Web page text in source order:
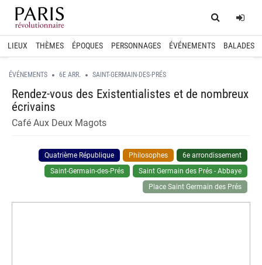
Home
LIEUX THÈMES ÉPOQUES PERSONNAGES ÉVÉNEMENTS BALADES
ÉVÉNEMENTS 6E ARR. SAINT-GERMAIN-DES-PRÉS
Rendez-vous des Existentialistes et de nombreux
écrivains
Café Aux Deux Magots
Quatrième République Philosophes
6e arrondissement
Saint-Germain-des-Prés
Saint Germain des Prés - Abbaye
Place Saint Germain des Prés